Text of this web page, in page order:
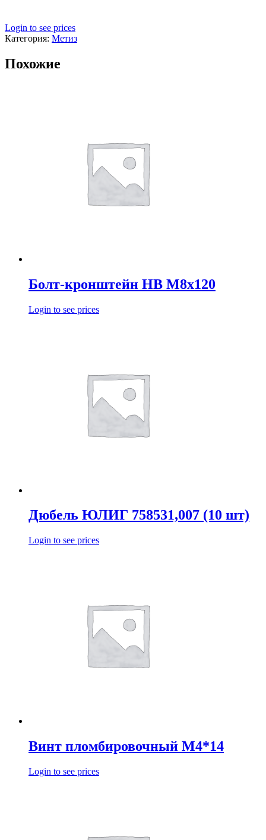
Login to see prices
Категория: Метиз
Похожие
Болт-кронштейн НВ М8х120
Login to see prices
Дюбель ЮЛИГ 758531,007 (10 шт)
Login to see prices
Винт пломбировочный М4*14
Login to see prices